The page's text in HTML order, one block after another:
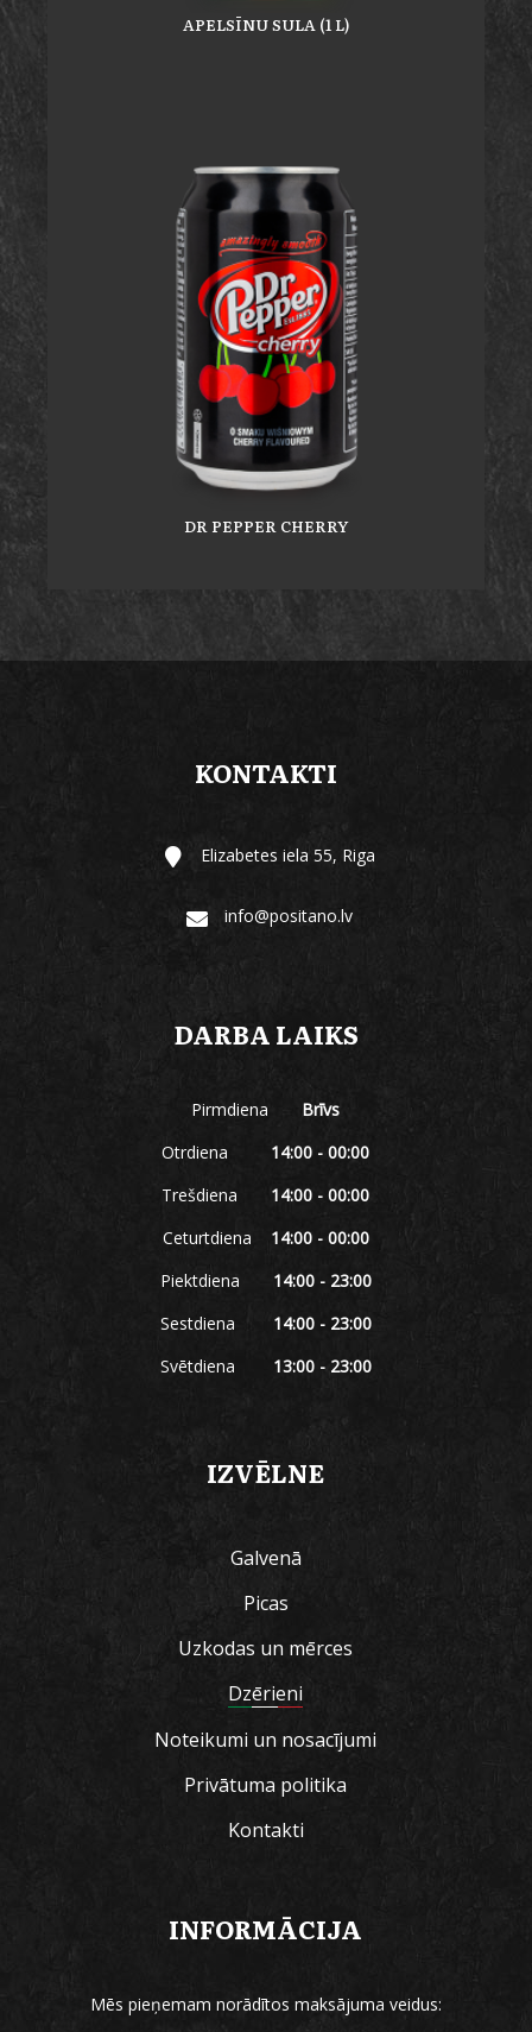
APELSĪNU SULA (1 L)
DR PEPPER CHERRY
KONTAKTI
Elizabetes iela 55, Riga
info@positano.lv
DARBA LAIKS
Pirmdiena Brīvs
Otrdiena 14:00 - 00:00
Trešdiena 14:00 - 00:00
Ceturtdiena 14:00 - 00:00
Piektdiena 14:00 - 23:00
Sestdiena 14:00 - 23:00
Svētdiena 13:00 - 23:00
IZVĒLNE
Galvenā
Picas
Uzkodas un mērces
Dzērieni
Noteikumi un nosacījumi
Privātuma politika
Kontakti
INFORMĀCIJA
Mēs pieņemam norādītos maksājuma veidus: